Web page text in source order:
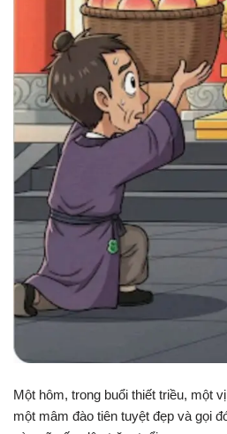
Một hôm, trong buổi thiết triều, một
một mâm đào tiên tuyệt đẹp và gọi